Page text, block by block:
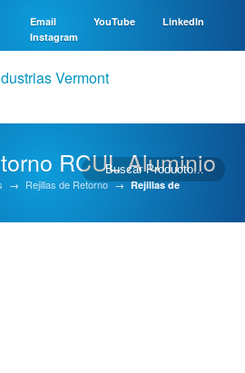
Email YouTube
LinkedIn
Instagram
RCUL Aluminio
→ Rejillas de Retorno → Rejillas de